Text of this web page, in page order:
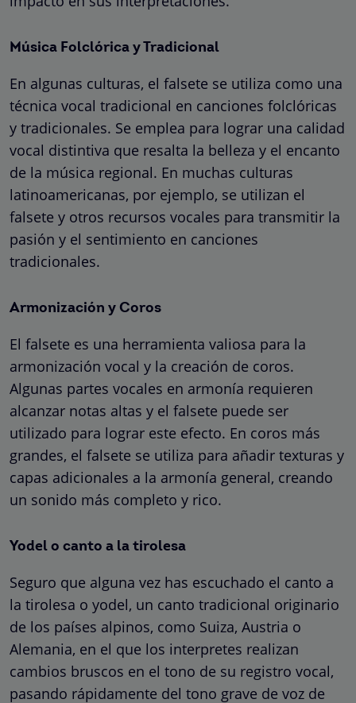
Música Folclórica y Tradicional
En algunas culturas, el falsete se utiliza como una
técnica vocal tradicional en canciones folclóricas
y tradicionales. Se emplea para lograr una calidad
vocal distintiva que resalta la belleza y el encanto
de la música regional. En muchas culturas
latinoamericanas, por ejemplo, se utilizan el
falsete y otros recursos vocales para transmitir la
pasión y el sentimiento en canciones
tradicionales.
Armonización y Coros
El falsete es una herramienta valiosa para la
armonización vocal y la creación de coros.
Algunas partes vocales en armonía requieren
alcanzar notas altas y el falsete puede ser
utilizado para lograr este efecto. En coros más
grandes, el falsete se utiliza para añadir texturas y
capas adicionales a la armonía general, creando
un sonido más completo y rico.
Yodel o canto a la tirolesa
Seguro que alguna vez has escuchado el canto a
la tirolesa o yodel, un canto tradicional originario
de los países alpinos, como Suiza, Austria o
Alemania, en el que los interpretes realizan
cambios bruscos en el tono de su registro vocal,
pasando rápidamente del tono grave de voz de